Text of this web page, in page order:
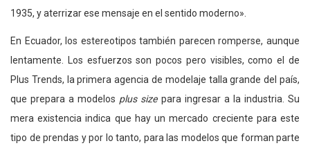
1935, y aterrizar ese mensaje en el sentido moderno».
En Ecuador, los estereotipos también parecen romperse, aunque
lentamente. Los esfuerzos son pocos pero visibles, como el de
Plus Trends, la primera agencia de modelaje talla grande del país,
que prepara a modelos plus size para ingresar a la industria. Su
mera existencia indica que hay un mercado creciente para este
tipo de prendas y por lo tanto, para las modelos que forman parte